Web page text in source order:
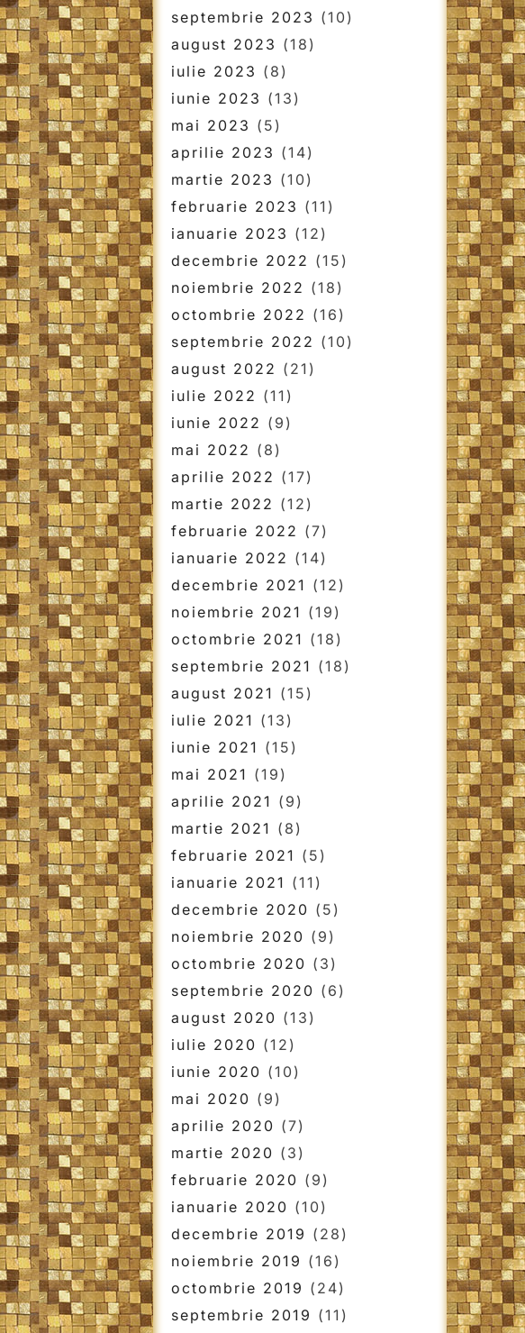
septembrie 2023 (10)
august 2023 (18)
iulie 2023 (8)
iunie 2023 (13)
mai 2023 (5)
aprilie 2023 (14)
martie 2023 (10)
februarie 2023 (11)
ianuarie 2023 (12)
decembrie 2022 (15)
noiembrie 2022 (18)
octombrie 2022 (16)
septembrie 2022 (10)
august 2022 (21)
iulie 2022 (11)
iunie 2022 (9)
mai 2022 (8)
aprilie 2022 (17)
martie 2022 (12)
februarie 2022 (7)
ianuarie 2022 (14)
decembrie 2021 (12)
noiembrie 2021 (19)
octombrie 2021 (18)
septembrie 2021 (18)
august 2021 (15)
iulie 2021 (13)
iunie 2021 (15)
mai 2021 (19)
aprilie 2021 (9)
martie 2021 (8)
februarie 2021 (5)
ianuarie 2021 (11)
decembrie 2020 (5)
noiembrie 2020 (9)
octombrie 2020 (3)
septembrie 2020 (6)
august 2020 (13)
iulie 2020 (12)
iunie 2020 (10)
mai 2020 (9)
aprilie 2020 (7)
martie 2020 (3)
februarie 2020 (9)
ianuarie 2020 (10)
decembrie 2019 (28)
noiembrie 2019 (16)
octombrie 2019 (24)
septembrie 2019 (11)